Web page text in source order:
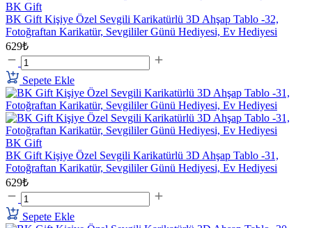
BK Gift
BK Gift Kişiye Özel Sevgili Karikatürlü 3D Ahşap Tablo -32,
Fotoğraftan Karikatür, Sevgililer Günü Hediyesi, Ev Hediyesi
629₺
Sepete Ekle
BK Gift
BK Gift Kişiye Özel Sevgili Karikatürlü 3D Ahşap Tablo -31,
Fotoğraftan Karikatür, Sevgililer Günü Hediyesi, Ev Hediyesi
629₺
Sepete Ekle